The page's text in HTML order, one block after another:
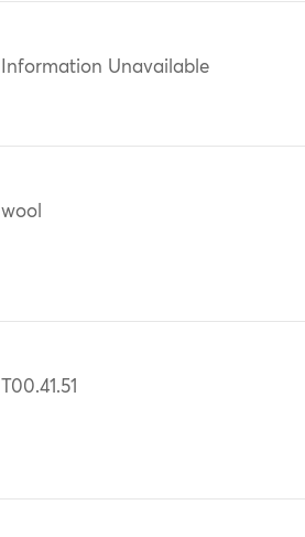
Information Unavailable
wool
T00.41.51